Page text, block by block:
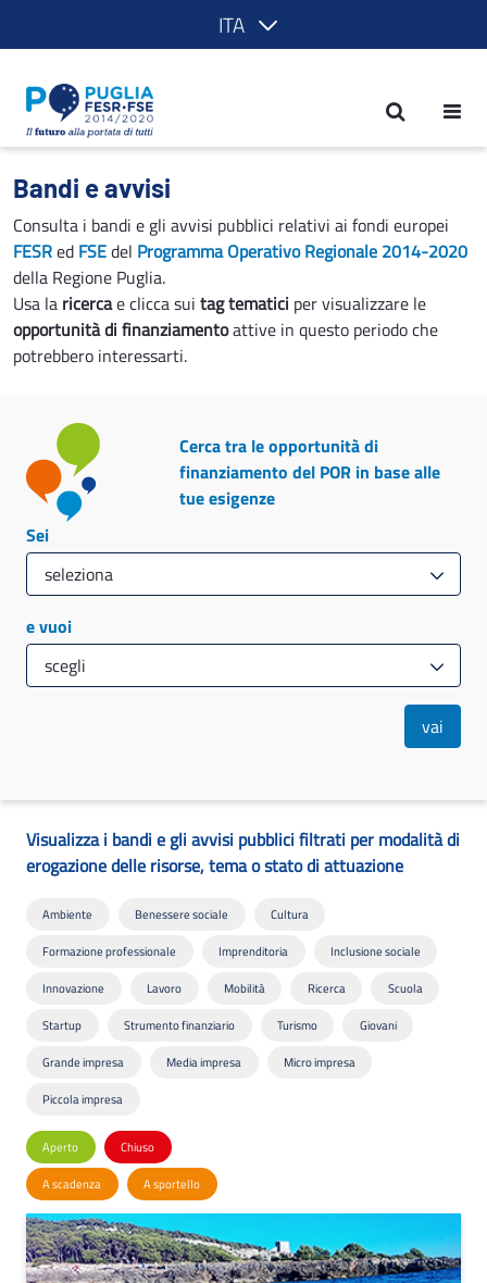
ITA
Bandi e avvisi - POR Puglia 2014-2020
Bandi e avvisi
Consulta i bandi e gli avvisi pubblici relativi ai fondi europei
FESRed FSEdel Programma Operativo Regionale 2014-2020
della Regione Puglia.
Usa la ricercae clicca sui tag tematici per visualizzare le
opportunità di finanziamentoattive in questo periodo che
potrebbero interessarti.
Cerca tra le opportunità di
finanziamento del POR in base alle
tue esigenze
Sei
e vuoi
vai
Visualizza i bandi e gli avvisi pubblici filtrati per modalità di
erogazione delle risorse, tema o stato di attuazione
Ambiente Benessere sociale Cultura
Formazione professionale Imprenditoria Inclusione sociale
Innovazione Lavoro Mobilità Ricerca Scuola
Startup Strumento finanziario Turismo Giovani
Grande impresa Media impresa Micro impresa
Piccola impresa
Aperto Chiuso
A scadenza A sportello